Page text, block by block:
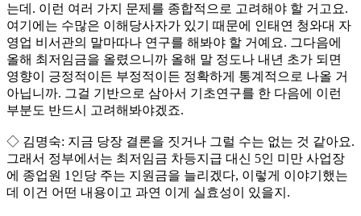
는데. 이런 여러 가지 문제를 종합적으로 고려해야 할 거고요.
여기에는 수많은 이해당사자가 있기 때문에 인태연 청와대 자
영업 비서관의 말마따나 연구를 해봐야 할 거예요. 그다음에
올해 최저임금을 올렸으니까 올해 말 정도나 내년 초가 되면
영향이 긍정적이든 부정적이든 정확하게 통계적으로 나올 거
아닙니까. 그걸 기반으로 삼아서 기초연구를 한 다음에 이런
부분도 반드시 고려해봐야겠죠.
◇ 김명숙: 지금 당장 결론을 짓거나 그럴 수는 없는 것 같아요.
그래서 정부에서는 최저임금 차등지급 대신 5인 미만 사업장
에 종업원 1인당 주는 지원금을 늘리겠다, 이렇게 이야기했는
데 이건 어떤 내용이고 과연 이게 실효성이 있을지.